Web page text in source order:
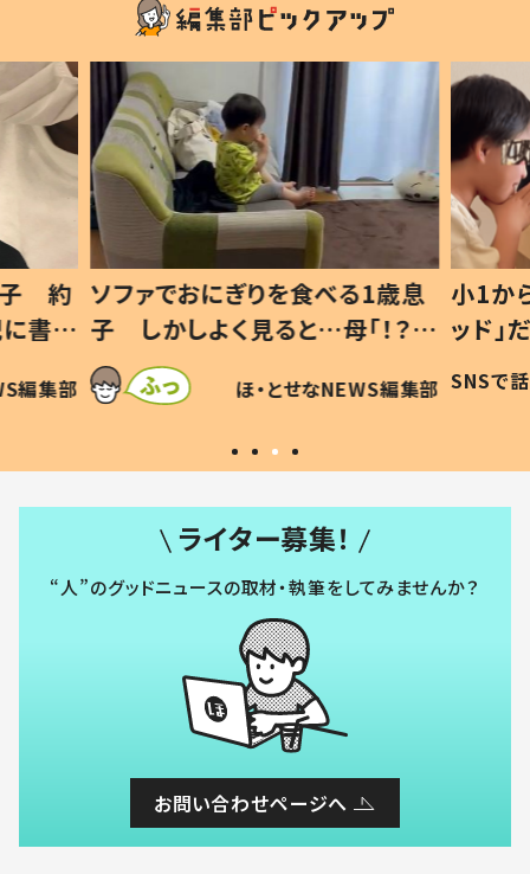
歳息
？」
編集部
小1から不登校、息子は「ギフテ
ッド」だった 父が“ウチ給食”を
作り続ける理由とは #令和の親
#令和の子
SNSで話題 ほ・とせなNEWS編集部
ひ孫
が、抱
「涙
い」
ライター募集！
“人”のグッドニュースの取材・執筆をしてみませんか？
お問い合わせページへ